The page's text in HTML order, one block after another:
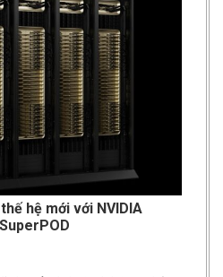
hệ mới với NVIDIA